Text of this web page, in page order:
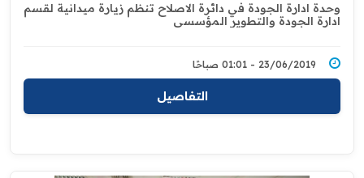
وحدة ادارة الجودة في دائرة الاصلاح تنظم زيارة ميدانية لقسم
ادارة الجودة ‏والتطوير المؤسسي
23/06/2019 - 01:01 صباحًا
التفاصيل